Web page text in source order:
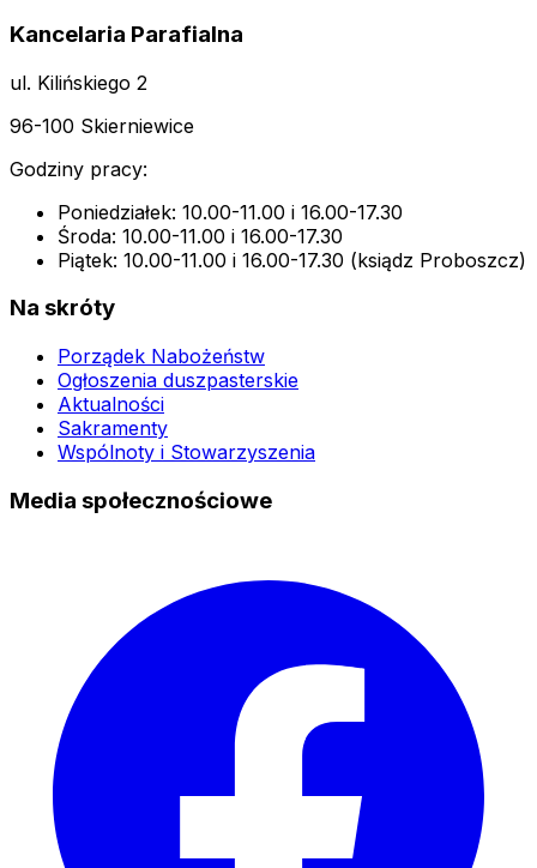
Kancelaria Parafialna
ul. Kilińskiego 2
96-100 Skierniewice
Godziny pracy:
Poniedziałek: 10.00-11.00 i 16.00-17.30
Środa: 10.00-11.00 i 16.00-17.30
Piątek: 10.00-11.00 i 16.00-17.30 (ksiądz Proboszcz)
Na skróty
Porządek Nabożeństw
Ogłoszenia duszpasterskie
Aktualności
Sakramenty
Wspólnoty i Stowarzyszenia
Media społecznościowe